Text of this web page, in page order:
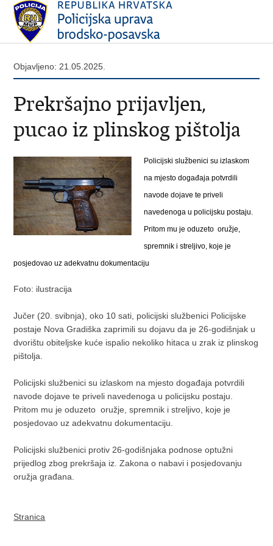
Objavljeno: 21.05.2025.
Prekršajno prijavljen,
pucao iz plinskog pištolja
Policijski službenici su izlaskom
na mjesto događaja potvrdili
navode dojave te priveli
navedenoga u policijsku postaju.
Pritom mu je oduzeto oružje,
spremnik i streljivo, koje je
posjedovao uz adekvatnu dokumentaciju
Foto: ilustracija
Jučer (20. svibnja), oko 10 sati, policijski službenici Policijske
postaje Nova Gradiška zaprimili su dojavu da je 26-godišnjak u
dvorištu obiteljske kuće ispalio nekoliko hitaca u zrak iz plinskog
pištolja.
Policijski službenici su izlaskom na mjesto događaja potvrdili
navode dojave te priveli navedenoga u policijsku postaju.
Pritom mu je oduzeto oružje, spremnik i streljivo, koje je
posjedovao uz adekvatnu dokumentaciju.
Policijski službenici protiv 26-godišnjaka podnose optužni
prijedlog zbog prekršaja iz. Zakona o nabavi i posjedovanju
oružja građana.
Stranica